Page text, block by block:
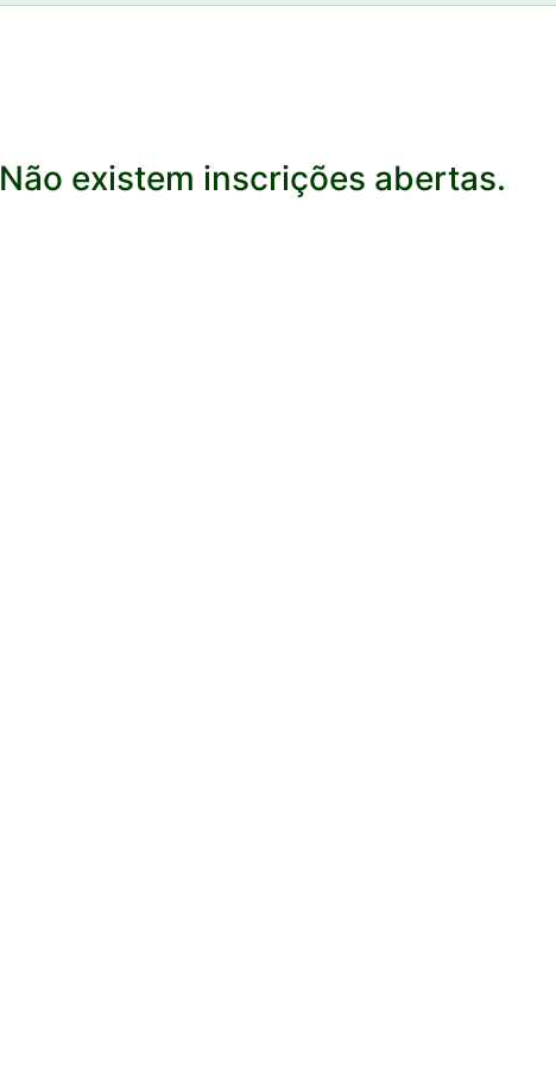
Não existem inscrições abertas.